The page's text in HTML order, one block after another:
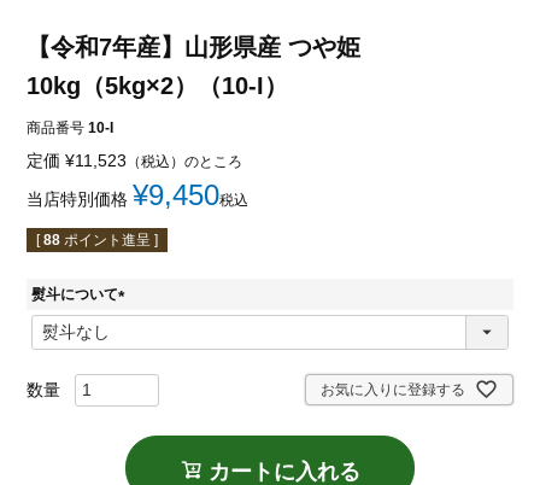
【令和7年産】山形県産 つや姫
10kg（5kg×2）（10-I）
商品番号 10-I
定価 ¥11,523 （税込）のところ
当店特別価格 ¥9,450税込
[ 88 ポイント進呈 ]
熨斗について
(
お気に入りに登録する
カートに入れる